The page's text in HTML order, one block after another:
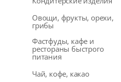
Овощи, фрукты, орехи,
грибы
Фастфуды, кафе и
рестораны быстрого
питания
Чай, кофе, какао